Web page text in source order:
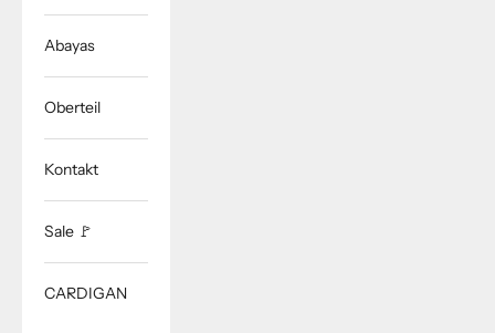
Abayas
Oberteil
Kontakt
Sale 🚩
CARDIGAN